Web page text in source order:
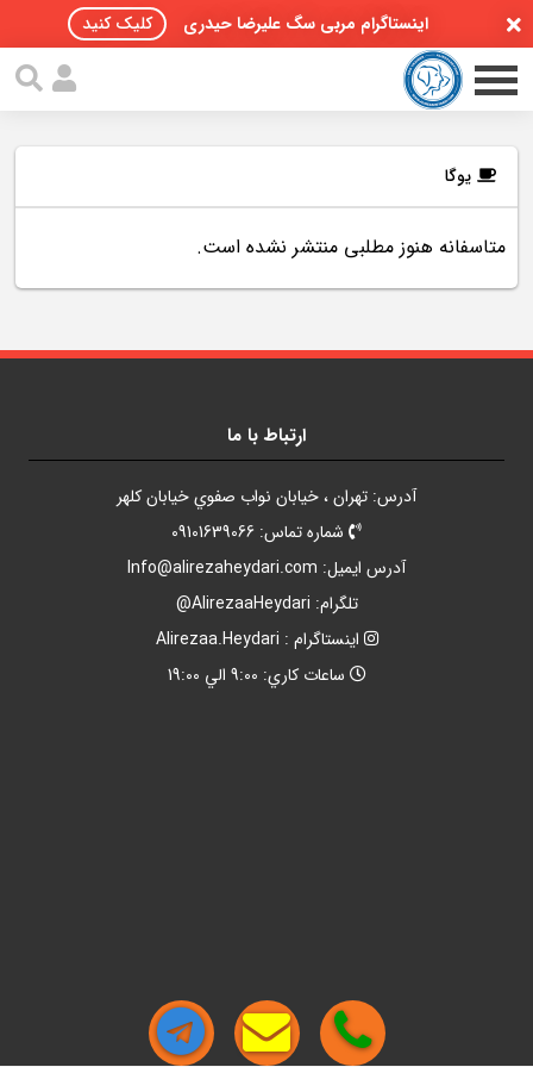
اینستاگرام مربی سگ علیرضا حیدری کلیک کنید
صفحه اصلی
پادکست سگ ها
یوگا
متاسفانه هنوز مطلبی منتشر نشده است.
ارتباط با ما
آدرس: تهران ، خيابان نواب صفوي خيابان کلهر
شماره تماس: 09101639066
آدرس ايميل: Info@alirezaheydari.com
تلگرام: AlirezaaHeydari@
اينستاگرام : Alirezaa.Heydari
ساعات کاري: 9:00 الي 19:00